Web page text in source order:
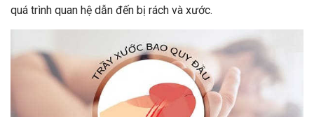
quá trình quan hệ dẫn đến bị rách và xước.